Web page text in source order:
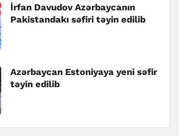
İrfan Davudov Azərbaycanın
Pakistandakı səfiri təyin edilib
Azərbaycan Estoniyaya yeni səfir
təyin edilib